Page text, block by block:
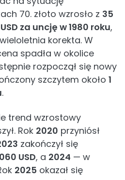
70. złoto wzrosło z 35
za uncję w 1980 roku,
korekta. W
spadła w okolice
rozpoczął się nowy
szczytem około 1
.
trend wzrostowy
Rok 2020 przyniósł
zakończył się
USD, a 2024 — w
2025 okazał się